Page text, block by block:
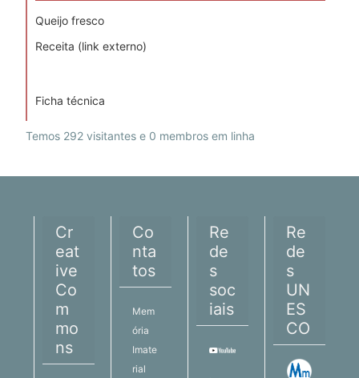
Queijo fresco
Receita (link externo)
Ficha técnica
Temos 292 visitantes e 0 membros em linha
Cr
eat
ive
Co
m
mo
ns
Co
nta
tos
Mem
ória
Imate
rial
Re
de
s
soc
iais
Re
de
s
UN
ES
CO